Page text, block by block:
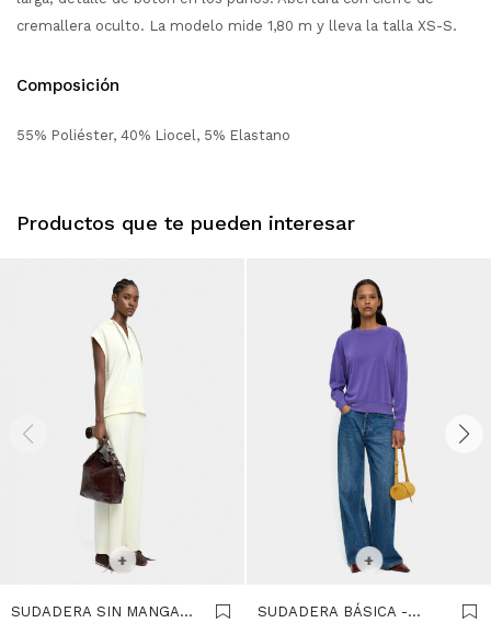
cremallera oculto. La modelo mide 1,80 m y lleva la talla XS-S.
Composición
55% Poliéster, 40% Liocel, 5% Elastano
Productos que te pueden interesar
+
SUDADERA SIN MANGAS
SELECCIONAR TALLE
+
SUDADERA BÁSICA -